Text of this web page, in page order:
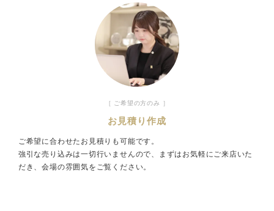
［ ご希望の方のみ ］
お見積り作成
ご希望に合わせたお見積りも可能です。
強引な売り込みは一切行いませんので、まずはお気軽にご来店いた
だき、会場の雰囲気をご覧ください。